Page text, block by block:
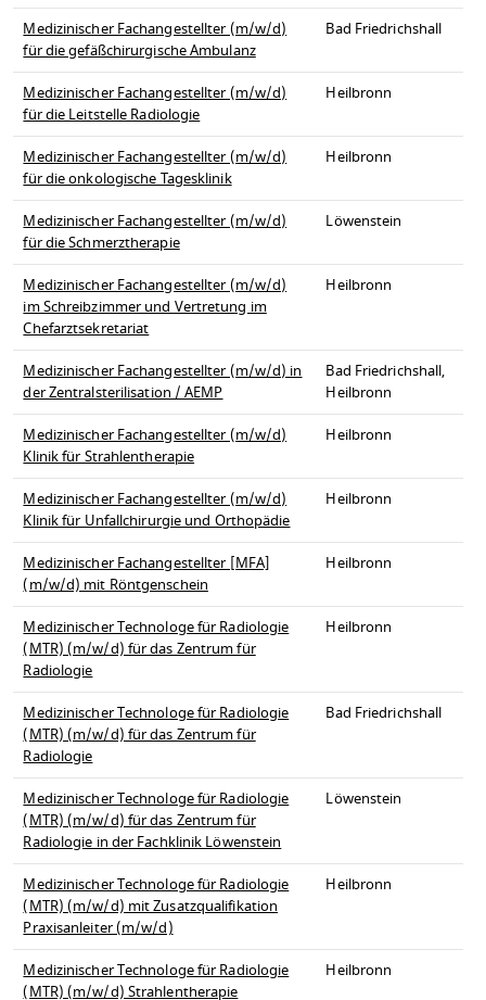
Medizinischer Fachangestellter (m/w/d)
für die gefäßchirurgische Ambulanz
Bad Friedrichshall
Medizinischer Fachangestellter (m/w/d)
für die Leitstelle Radiologie
Heilbronn
Medizinischer Fachangestellter (m/w/d)
für die onkologische Tagesklinik
Heilbronn
Medizinischer Fachangestellter (m/w/d)
für die Schmerztherapie
Löwenstein
Medizinischer Fachangestellter (m/w/d)
im Schreibzimmer und Vertretung im
Chefarztsekretariat
Heilbronn
Medizinischer Fachangestellter (m/w/d) in
der Zentralsterilisation / AEMP
Bad Friedrichshall,
Heilbronn
Medizinischer Fachangestellter (m/w/d)
Klinik für Strahlentherapie
Heilbronn
Medizinischer Fachangestellter (m/w/d)
Klinik für Unfallchirurgie und Orthopädie
Heilbronn
Medizinischer Fachangestellter [MFA]
(m/w/d) mit Röntgenschein
Heilbronn
Medizinischer Technologe für Radiologie
(MTR) (m/w/d) für das Zentrum für
Radiologie
Heilbronn
Medizinischer Technologe für Radiologie
(MTR) (m/w/d) für das Zentrum für
Radiologie
Bad Friedrichshall
Medizinischer Technologe für Radiologie
(MTR) (m/w/d) für das Zentrum für
Radiologie in der Fachklinik Löwenstein
Löwenstein
Medizinischer Technologe für Radiologie
(MTR) (m/w/d) mit Zusatzqualifikation
Praxisanleiter (m/w/d)
Heilbronn
Medizinischer Technologe für Radiologie
(MTR) (m/w/d) Strahlentherapie
Heilbronn